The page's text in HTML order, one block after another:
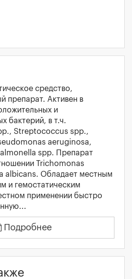
средство,
препарат. Активен в
и
бактерий, в т.ч.
Streptococcus spp.,
aeruginosa,
spp. Препарат
Trichomonas
albicans. Обладает местным
и гемостатическим
применении быстро
Подробнее